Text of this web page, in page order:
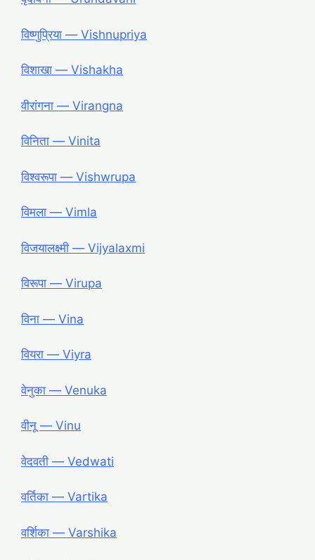
विष्णुप्रिया ― Vishnupriya
विशाखा ― Vishakha
वीरांगना ― Virangna
विनिता ― Vinita
विश्वरूपा ― Vishwrupa
विमला ― Vimla
विजयालक्ष्मी ― Vijyalaxmi
विरूपा ― Virupa
विना ― Vina
वियरा ― Viyra
वेनुका ― Venuka
वीनू ― Vinu
वेदवती ― Vedwati
वर्तिका ― Vartika
वर्शिका ― Varshika